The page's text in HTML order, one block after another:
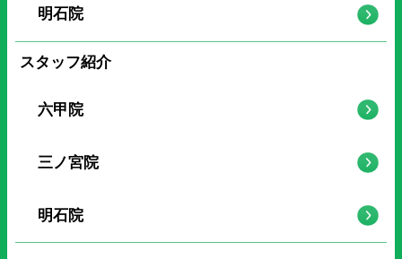
明石院
スタッフ紹介
六甲院
三ノ宮院
明石院